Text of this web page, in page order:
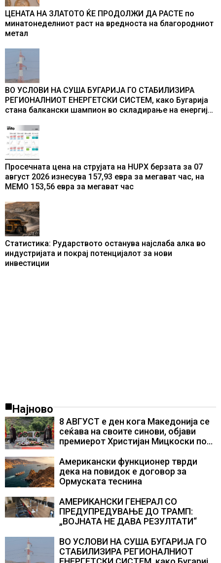
ЦЕНАТА НА ЗЛАТОТО ЌЕ ПРОДОЛЖИ ДА РАСТЕ по
минатонеделниот раст на вредноста на благородниот
метал
ВО УСЛОВИ НА СУША БУГАРИЈА ГО СТАБИЛИЗИРА
РЕГИОНАЛНИОТ ЕНЕРГЕТСКИ СИСТЕМ, како Бугарија
стана балкански шампион во складирање на енергија
Просечната цена на струјата на HUPX берзата за 07
август 2026 изнесува 157,93 евра за мегават час, на
МЕМО 153,56 евра за мегават час
Статистика: Рударството останува најслаба алка во
индустријата и покрај потенцијалот за нови
инвестиции
Најново
8 АВГУСТ е ден кога Македонија се
сеќава на своите синови, објави
премиерот Христијан Мицкоски по
загинувањето на десетмината
прилепски бранители
Американски функционер тврди
дека на повидок е договор за
Ормуската теснина
АМЕРИКАНСКИ ГЕНЕРАЛ СО
ПРЕДУПРЕДУВАЊЕ ДО ТРАМП:
„ВОЈНАТА НЕ ДАВА РЕЗУЛТАТИ“
ВО УСЛОВИ НА СУША БУГАРИЈА ГО
СТАБИЛИЗИРА РЕГИОНАЛНИОТ